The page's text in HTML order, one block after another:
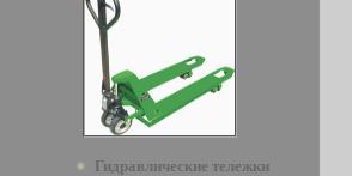
Гидравлические тележки